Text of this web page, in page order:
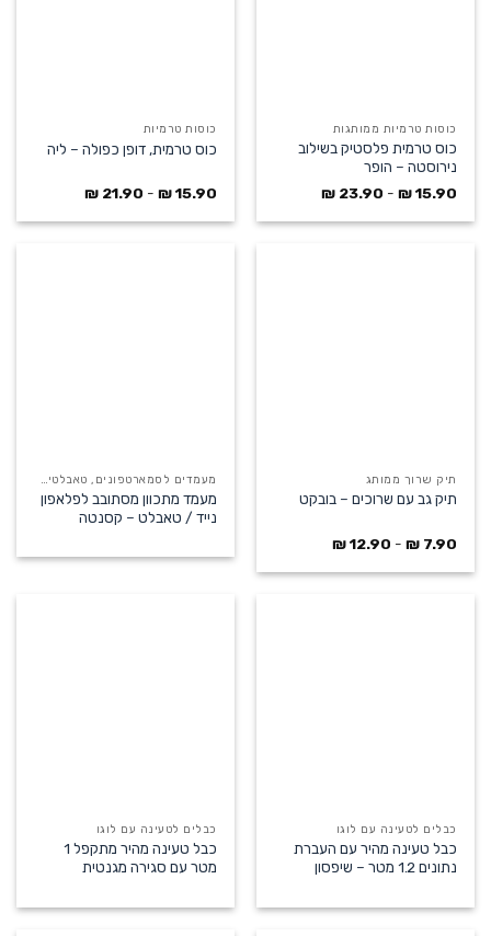
כוסות טרמיות ממותגות
כוס טרמית פלסטיק בשילוב
נירוסטה – הופר
15.90
₪
-
23.90
₪
כוסות טרמיות
כוס טרמית, דופן כפולה – ליה
15.90
₪
-
21.90
₪
תיק שרוך ממותג
תיק גב עם שרוכים – בובקט
7.90
₪
-
12.90
₪
מעמדים לסמארטפונים, טאבלטים ומחשבים ניידים
מעמד מתכוון מסתובב לפלאפון
נייד / טאבלט – קסנטה
כבלים לטעינה עם לוגו
כבל טעינה מהיר עם העברת
נתונים 1.2 מטר – שיפסון
כבלים לטעינה עם לוגו
כבל טעינה מהיר מתקפל 1
מטר עם סגירה מגנטית